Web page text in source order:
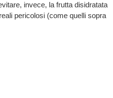
invece, la frutta disidratata
pericolosi (come quelli sopra